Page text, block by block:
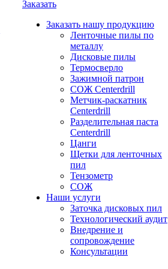
Заказать
Заказать нашу продукцию
Ленточные пилы по
металлу
Дисковые пилы
Термосверло
Зажимной патрон
СОЖ Centerdrill
Метчик-раскатник
Centerdrill
Разделительная паста
Centerdrill
Цанги
Щетки для ленточных
пил
Тензометр
СОЖ
Наши услуги
Заточка дисковых пил
Технологический аудит
Внедрение и
сопровождение
Консультации